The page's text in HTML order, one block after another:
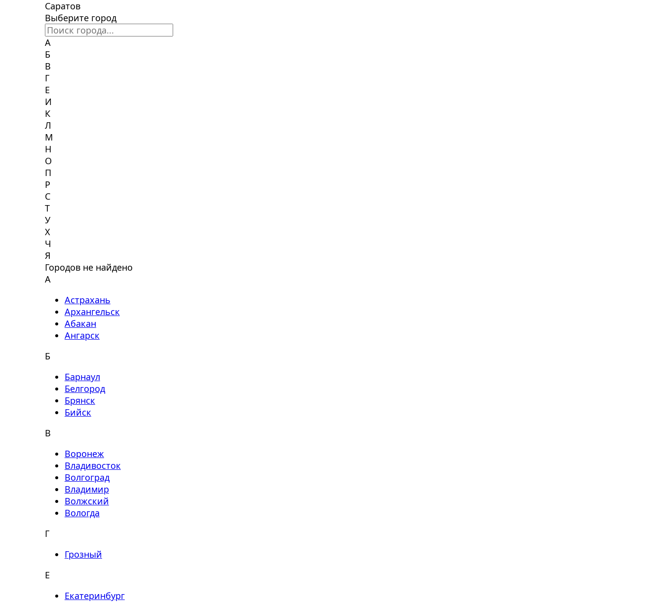
Саратов
Выберите город
А
Б
В
Г
Е
И
К
Л
М
Н
О
П
Р
С
Т
У
Х
Ч
Я
Городов не найдено
А
Астрахань
Архангельск
Абакан
Ангарск
Б
Барнаул
Белгород
Брянск
Бийск
В
Воронеж
Владивосток
Волгоград
Владимир
Волжский
Вологда
Г
Грозный
Е
Екатеринбург